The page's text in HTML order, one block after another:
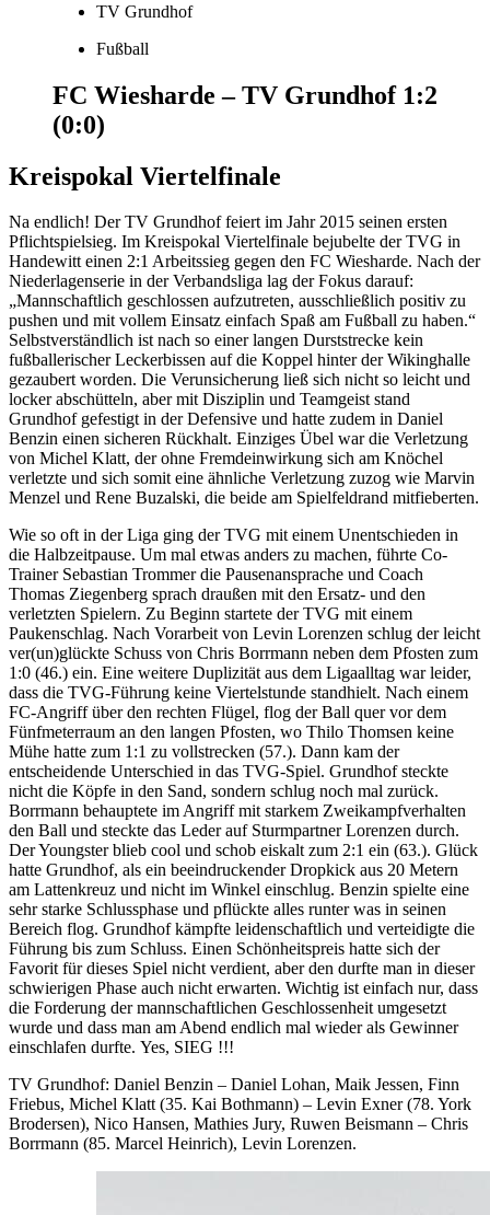
TV Grundhof
Fußball
FC Wiesharde – TV Grundhof 1:2
(0:0)
Kreispokal Viertelfinale
Na endlich! Der TV Grundhof feiert im Jahr 2015 seinen ersten
Pflichtspielsieg. Im Kreispokal Viertelfinale bejubelte der TVG in
Handewitt einen 2:1 Arbeitssieg gegen den FC Wiesharde. Nach der
Niederlagenserie in der Verbandsliga lag der Fokus darauf:
„Mannschaftlich geschlossen aufzutreten, ausschließlich positiv zu
pushen und mit vollem Einsatz einfach Spaß am Fußball zu haben.“
Selbstverständlich ist nach so einer langen Durststrecke kein
fußballerischer Leckerbissen auf die Koppel hinter der Wikinghalle
gezaubert worden. Die Verunsicherung ließ sich nicht so leicht und
locker abschütteln, aber mit Disziplin und Teamgeist stand
Grundhof gefestigt in der Defensive und hatte zudem in Daniel
Benzin einen sicheren Rückhalt. Einziges Übel war die Verletzung
von Michel Klatt, der ohne Fremdeinwirkung sich am Knöchel
verletzte und sich somit eine ähnliche Verletzung zuzog wie Marvin
Menzel und Rene Buzalski, die beide am Spielfeldrand mitfieberten.
Wie so oft in der Liga ging der TVG mit einem Unentschieden in
die Halbzeitpause. Um mal etwas anders zu machen, führte Co-
Trainer Sebastian Trommer die Pausenansprache und Coach
Thomas Ziegenberg sprach draußen mit den Ersatz- und den
verletzten Spielern. Zu Beginn startete der TVG mit einem
Paukenschlag. Nach Vorarbeit von Levin Lorenzen schlug der leicht
ver(un)glückte Schuss von Chris Borrmann neben dem Pfosten zum
1:0 (46.) ein. Eine weitere Duplizität aus dem Ligaalltag war leider,
dass die TVG-Führung keine Viertelstunde standhielt. Nach einem
FC-Angriff über den rechten Flügel, flog der Ball quer vor dem
Fünfmeterraum an den langen Pfosten, wo Thilo Thomsen keine
Mühe hatte zum 1:1 zu vollstrecken (57.). Dann kam der
entscheidende Unterschied in das TVG-Spiel. Grundhof steckte
nicht die Köpfe in den Sand, sondern schlug noch mal zurück.
Borrmann behauptete im Angriff mit starkem Zweikampfverhalten
den Ball und steckte das Leder auf Sturmpartner Lorenzen durch.
Der Youngster blieb cool und schob eiskalt zum 2:1 ein (63.). Glück
hatte Grundhof, als ein beeindruckender Dropkick aus 20 Metern
am Lattenkreuz und nicht im Winkel einschlug. Benzin spielte eine
sehr starke Schlussphase und pflückte alles runter was in seinen
Bereich flog. Grundhof kämpfte leidenschaftlich und verteidigte die
Führung bis zum Schluss. Einen Schönheitspreis hatte sich der
Favorit für dieses Spiel nicht verdient, aber den durfte man in dieser
schwierigen Phase auch nicht erwarten. Wichtig ist einfach nur, dass
die Forderung der mannschaftlichen Geschlossenheit umgesetzt
wurde und dass man am Abend endlich mal wieder als Gewinner
einschlafen durfte. Yes, SIEG !!!
TV Grundhof: Daniel Benzin – Daniel Lohan, Maik Jessen, Finn
Friebus, Michel Klatt (35. Kai Bothmann) – Levin Exner (78. York
Brodersen), Nico Hansen, Mathies Jury, Ruwen Beismann – Chris
Borrmann (85. Marcel Heinrich), Levin Lorenzen.